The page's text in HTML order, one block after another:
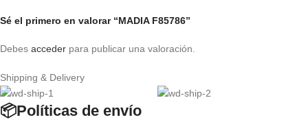
Sé el primero en valorar “MADIA F85786”
Debes acceder para publicar una valoración.
Shipping & Delivery
📦Políticas de envío